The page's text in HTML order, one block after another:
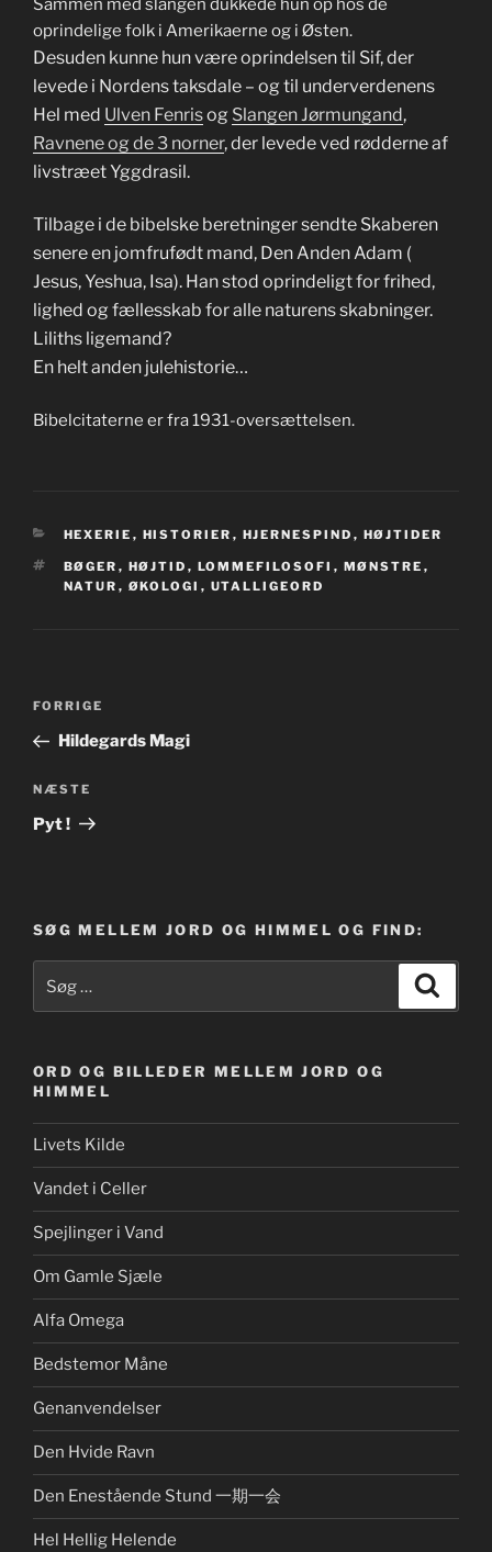
Sammen med slangen dukkede hun op hos de
oprindelige folk i Amerikaerne og i Østen.
Desuden kunne hun være oprindelsen til Sif, der
levede i Nordens taksdale – og til underverdenens
Hel med Ulven Fenrisog Slangen Jørmungand,
Ravnene og de 3 norner, der levede ved rødderne af
livstræet Yggdrasil.
Tilbage i de bibelske beretninger sendte Skaberen
senere en jomfrufødt mand, Den Anden Adam (
Jesus, Yeshua, Isa). Han stod oprindeligt for frihed,
lighed og fællesskab for alle naturens skabninger.
Liliths ligemand?
En helt anden julehistorie…
Bibelcitaterne er fra 1931-oversættelsen.
KATEGORIER
HEXERIE , HISTORIER , HJERNESPIND , HØJTIDER
TAGS
BØGER , HØJTID , LOMMEFILOSOFI , MØNSTRE ,
NATUR , ØKOLOGI , UTALLIGEORD
Indlægsnavigation
Forrige
indlæg
FORRIGE
Hildegards Magi
Næste
indlæg
NÆSTE
Pyt !
SØG MELLEM JORD OG HIMMEL OG FIND:
efter:
ORD OG BILLEDER MELLEM JORD OG
HIMMEL
Livets Kilde
Vandet i Celler
Spejlinger i Vand
Om Gamle Sjæle
Alfa Omega
Bedstemor Måne
Genanvendelser
Den Hvide Ravn
Den Enestående Stund 一期一会
Hel Hellig Helende